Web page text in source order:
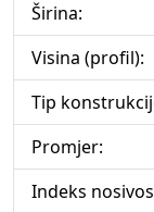
Širina:
Visina (profil):
Tip
Promjer:
Indeks